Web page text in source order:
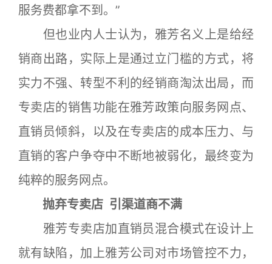
服务费都拿不到。”
但也业内人士认为，雅芳名义上是给经
销商出路，实际上是通过立门槛的方式，将
实力不强、转型不利的经销商淘汰出局，而
专卖店的销售功能在雅芳政策向服务网点、
直销员倾斜，以及在专卖店的成本压力、与
直销的客户争夺中不断地被弱化，最终变为
纯粹的服务网点。
抛弃专卖店 引渠道商不满
雅芳专卖店加直销员混合模式在设计上
就有缺陷，加上雅芳公司对市场管控不力，